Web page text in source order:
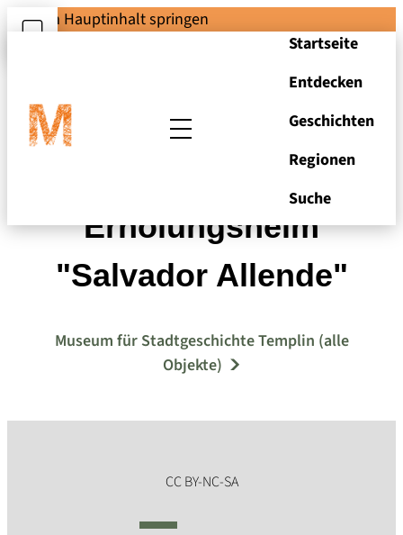
Zum Hauptinhalt springen
Startseite
Entdecken
Geschichten
Regionen
Suche
Ansichtskarte FDGB-
Erholungsheim
"Salvador Allende"
Museum für Stadtgeschichte Templin (alle
Objekte)